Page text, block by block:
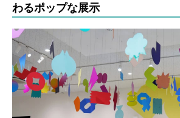
わるポップな展示